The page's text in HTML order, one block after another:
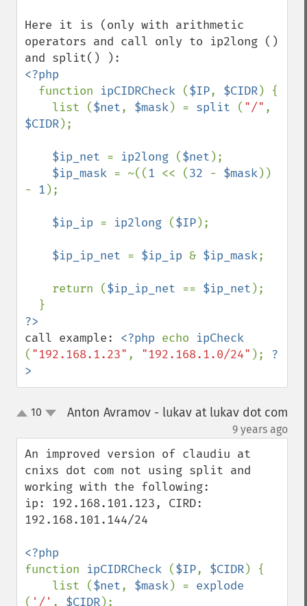
Here it is (only with arithmetic
operators and call only to ip2long ()
<?php
function ipCIDRCheck ($IP, $CIDR) {
    list (
$net, $mask) = split ( "/"
$CIDR);
$ip_net = ip2long ($net );
$ip_mask = ~((1 << (32 - $mask))
- 1 );
$ip_ip = ip2long ($IP);
$ip_ip_net = $ip_ip & $ip_mask;
    return (
$ip_ip_net == $ip_net );
call example: <?php echo
( "192.168.1.23" , "192.168.1.0/24" ); ?
>
up10 Anton Avramov - lukav at lukav dot com
9 years ago
An improved version of claudiu at
cnixs dot com not using split and
working with the following:
ip: 192.168.101.123, CIRD:
192.168.101.144/24
function ipCIDRCheck ($IP, $CIDR) {
    list (
$net, $mask) =
( '/' , $CIDR);